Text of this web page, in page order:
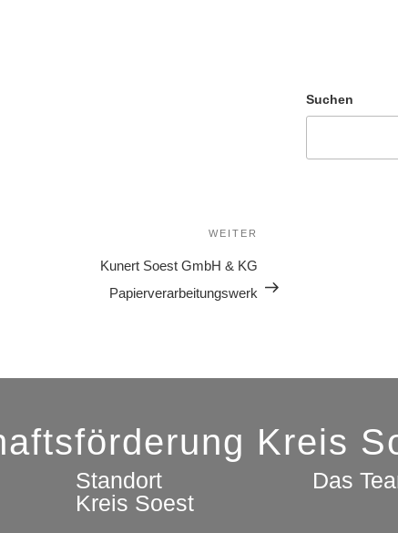
WEITER
Kunert Soest GmbH & KG
Papierverarbeitungswerk
Suchen
Kreis
Standort
Kreis Soest
Das